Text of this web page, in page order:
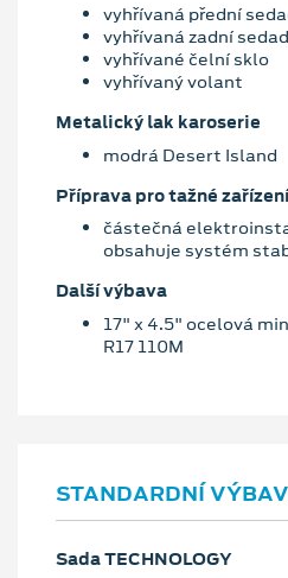
vyhřívaná přední
vyhřívaná zadní
vyhřívané čelní sklo
vyhřívaný volant
Metalický lak karoserie
modrá Desert Island
Příprava pro tažné zařízení
částečná
obsahuje systém
Další výbava
17" x 4.5" ocelová
R17 110M
STANDARDNÍ
Sada TECHNOLOGY